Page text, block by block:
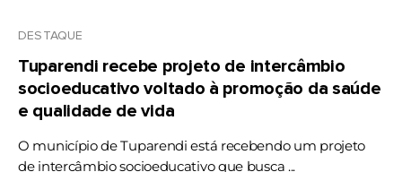
DESTAQUE
Tuparendi recebe projeto de intercâmbio
socioeducativo voltado à promoção da saúde
e qualidade de vida
O município de Tuparendi está recebendo um projeto
de intercâmbio socioeducativo que busca ...